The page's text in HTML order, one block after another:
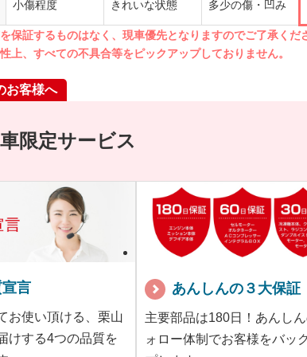
小傷程度 きれいな状態 多少の傷・凹み
保証するものはなく、現車優先となりますのでご了承くだ
上、すべての不具合等をピックアップしておりません。
お客様へ
限定サービス
言
お使い頂ける、栗山
けする4つの品質を
あんしんの３大保証
主要部品は180日！あんし
ォロー体制でお客様をバッ